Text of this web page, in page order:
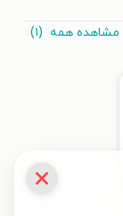
مشاهده همه (۱)